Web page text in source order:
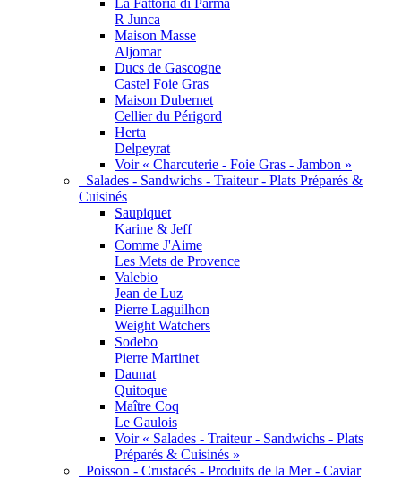
La Fattoria di Parma
R Junca
Maison Masse
Aljomar
Ducs de Gascogne
Castel Foie Gras
Maison Dubernet
Cellier du Périgord
Herta
Delpeyrat
Voir « Charcuterie - Foie Gras - Jambon »
Salades - Sandwichs - Traiteur - Plats Préparés &
Cuisinés
Saupiquet
Karine & Jeff
Comme J'Aime
Les Mets de Provence
Valebio
Jean de Luz
Pierre Laguilhon
Weight Watchers
Sodebo
Pierre Martinet
Daunat
Quitoque
Maître Coq
Le Gaulois
Voir « Salades - Traiteur - Sandwichs - Plats
Préparés & Cuisinés »
Poisson - Crustacés - Produits de la Mer - Caviar